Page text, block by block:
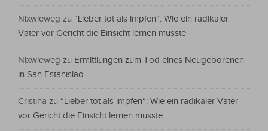
Nixwieweg zu “Lieber tot als impfen“: Wie ein radikaler
Vater vor Gericht die Einsicht lernen musste
Nixwieweg zu Ermittlungen zum Tod eines Neugeborenen
in San Estanislao
Cristina zu “Lieber tot als impfen“: Wie ein radikaler Vater
vor Gericht die Einsicht lernen musste